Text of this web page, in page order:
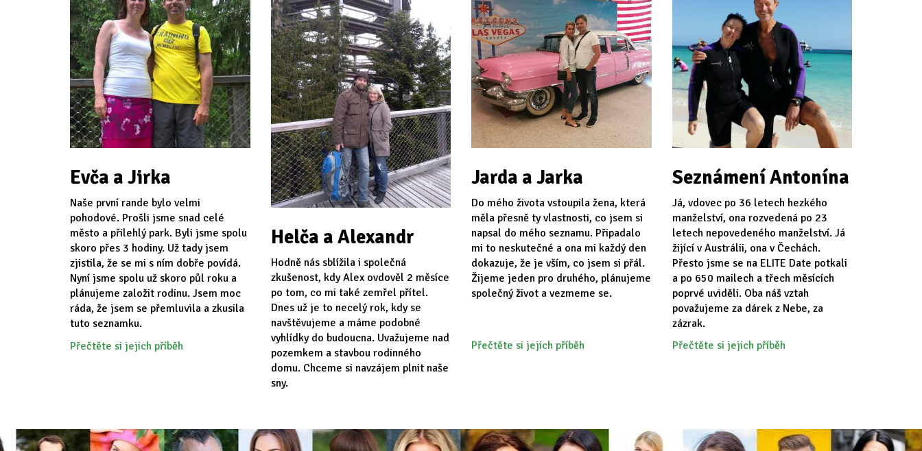
Evča a Jirka
Naše první rande bylo velmi
pohodové. Prošli jsme snad celé
město a přilehlý park. Byli jsme spolu
skoro přes 3 hodiny. Už tady jsem
zjistila, že se mi s ním dobře povídá.
Nyní jsme spolu už skoro půl roku a
plánujeme založit rodinu. Jsem moc
ráda, že jsem se přemluvila a zkusila
tuto seznamku.
Přečtěte si jejich příběh
Helča a Alexandr
Hodně nás sblížila i společná
zkušenost, kdy Alex ovdověl 2 měsíce
po tom, co mi také zemřel přítel.
Dnes už je to necelý rok, kdy se
navštěvujeme a máme podobné
vyhlídky do budoucna. Uvažujeme nad
pozemkem a stavbou rodinného
domu. Chceme si navzájem plnit naše
sny.
Jarda a Jarka
Do mého života vstoupila žena, která
měla přesně ty vlastnosti, co jsem si
napsal do mého seznamu. Připadalo
mi to neskutečné a ona mi každý den
dokazuje, že je vším, co jsem si přál.
Žijeme jeden pro druhého, plánujeme
společný život a vezmeme se.
Přečtěte si jejich příběh
Seznámení Antonína
Já, vdovec po 36 letech hezkého
manželství, ona rozvedená po 23
letech nepovedeného manželství. Já
žijící v Austrálii, ona v Čechách.
Přesto jsme se na ELITE Date potkali
a po 650 mailech a třech měsících
poprvé uviděli. Oba náš vztah
považujeme za dárek z Nebe, za
zázrak.
Přečtěte si jejich příběh